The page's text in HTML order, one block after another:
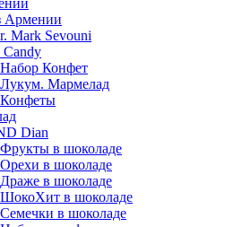
Армении
Mark Sevouni
Candy
Набор Конфет
Лукум. Мармелад
Конфеты
Dian
Фрукты в шоколаде
Орехи в шоколаде
Драже в шоколаде
ШокоХит в шоколаде
Семечки в шоколаде